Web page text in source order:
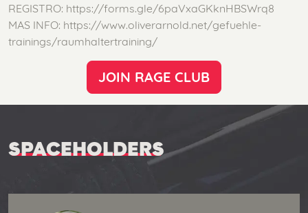
REGISTRO: https://forms.gle/6paVxaGKknHBSWrq8
MAS INFO: https://www.oliverarnold.net/gefuehle-
trainings/raumhaltertraining/
JOIN RAGE CLUB
SPACEHOLDERS